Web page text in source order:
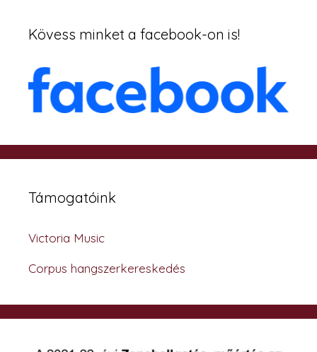
Kövess minket a facebook-on is!
Támogatóink
Victoria Music
Corpus hangszerkereskedés